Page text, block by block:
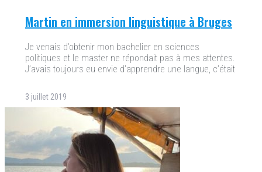
Martin en immersion linguistique à Bruges
Je venais d’obtenir mon bachelier en sciences
politiques et le master ne répondait pas à mes attentes.
J’avais toujours eu envie d’apprendre une langue, c’était
3 juillet 2019